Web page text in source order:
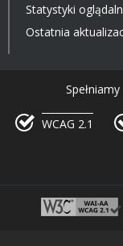
Statystyki
Ostatnia
WCAG 2.1